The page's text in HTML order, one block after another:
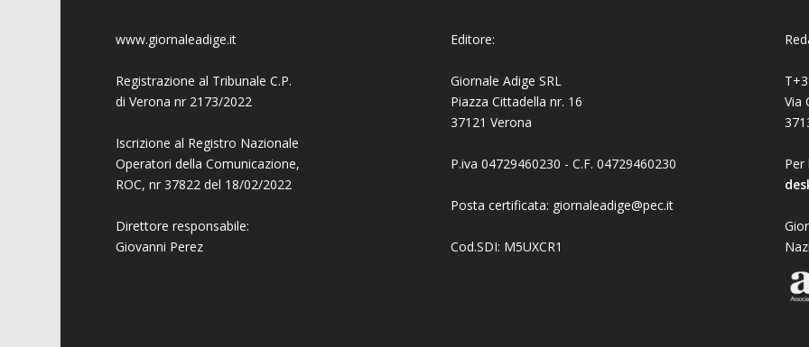
www.giornaleadige.it
Registrazione al Tribunale C.P.
di Verona nr 2173/2022
Iscrizione al Registro Nazionale
Operatori della Comunicazione,
ROC, nr 37822 del 18/02/2022
Direttore responsabile:
Giovanni Perez
Editore:
Giornale Adige SRL
Piazza Cittadella nr. 16
37121 Verona
P.iva 04729460230 - C.F. 04729460230
Posta certificata: giornaleadige@pec.it
Cod.SDI: M5UXCR1
Via
Per